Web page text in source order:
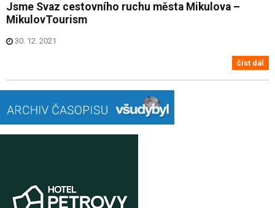
Jsme Svaz cestovního ruchu města Mikulova –
MikulovTourism
30. 12. 2021
číst dál